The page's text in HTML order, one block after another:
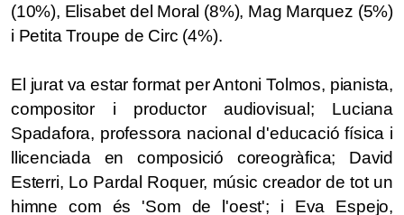
(10%), Elisabet del Moral (8%), Mag Marquez (5%)
i Petita Troupe de Circ (4%).
El jurat va estar format per Antoni Tolmos, pianista,
compositor i productor audiovisual; Luciana
Spadafora, professora nacional d'educació física i
llicenciada en composició coreogràfica; David
Esterri, Lo Pardal Roquer, músic creador de tot un
himne com és 'Som de l'oest'; i Eva Espejo,